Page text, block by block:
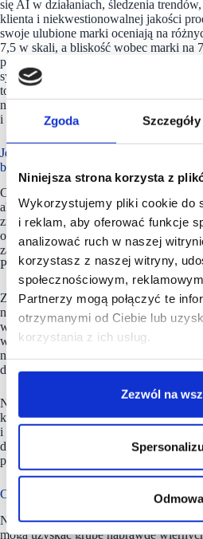
Zgoda Szczegóły
Niniejsza strona korzysta z
Wykorzystujemy pliki cookie do
i reklam, aby oferować funkcje
analizować ruch w naszej
korzystasz z naszej witryny,
społecznościowym,
Partnerzy mogą połączyć te
otrzymanymi od Ciebie lub
korzystania z ich usług.
Zezwól na
Odmowa
się AI w działaniach, śledzenia trendów,
klienta i niekwestionowalnej jakości
swoje ulubione marki oceniają na
7,5 w skali, a bliskość wobec marki na
promotorów (9 lub 10 zgodnie z metodą
sympatyzujące z naszą marką nie są
to nie angażują się w nasze działania i
nie mówią o nas innym i nas nie
i skuteczna droga do pozyskania
Jeśli działasz w branży wystroju wnętrz
biżuterię, miej się na baczności
Chciałoby się powiedzieć „lojalność
albowiem konsumenci, kupując w
zróżnicowane podejście do lojalności.
osób deklaruje, że ma swoje ukochane
zawsze kupują jest RTV/AGD/
Produkty dla dzieci (48%).
Z kolei branżą, gdzie najwięcej
na praktycznych cechach produktu i
wybory są Książki/edukacja, Biżuteria i
wnętrz. Sprzedając w tych kategoriach
na uwadze cechy oferowanych
do konkurencyjnych marek i miejsc
Najbardziej łasi na promocje i przez to
kupujący leki i suplementy (52%), ale
i elementy dekoracji wnętrz. Jakość
do lojalności wobec marek najwięcej
produkty spożywcze (44%), a także
Czy Brand Angels istnieją?
Nasuwa się zatem pytanie czy są jakieś
mogą uzyskać grupę naprawdę